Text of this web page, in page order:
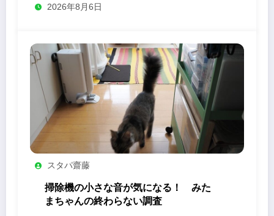
2026年8月6日
スタパ齋藤
掃除機の小さな音が気になる！ みた
まちゃんの終わらない調査